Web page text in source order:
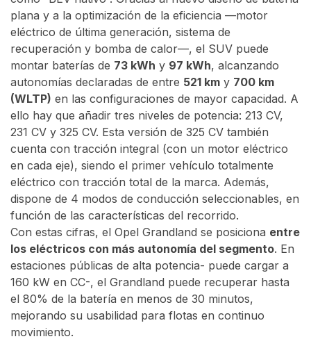
plana y a la optimización de la eficiencia —motor
eléctrico de última generación, sistema de
recuperación y bomba de calor—, el SUV puede
montar baterías de 73 kWh y 97 kWh, alcanzando
autonomías declaradas de entre 521 km y 700 km
(WLTP) en las configuraciones de mayor capacidad. A
ello hay que añadir tres niveles de potencia: 213 CV,
231 CV y 325 CV. Esta versión de 325 CV también
cuenta con tracción integral (con un motor eléctrico
en cada eje), siendo el primer vehículo totalmente
eléctrico con tracción total de la marca. Además,
dispone de 4 modos de conducción seleccionables, en
función de las características del recorrido.
Con estas cifras, el Opel Grandland se posiciona entre
los eléctricos con más autonomía del segmento. En
estaciones públicas de alta potencia- puede cargar a
160 kW en CC-, el Grandland puede recuperar hasta
el 80% de la batería en menos de 30 minutos,
mejorando su usabilidad para flotas en continuo
movimiento.